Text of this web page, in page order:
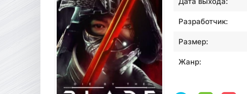
Разработчик:
Размер:
Жанр: